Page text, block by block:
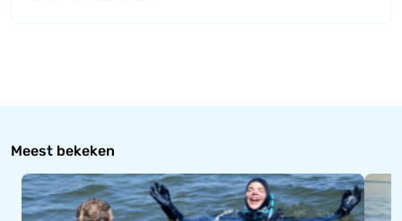
Meest bekeken